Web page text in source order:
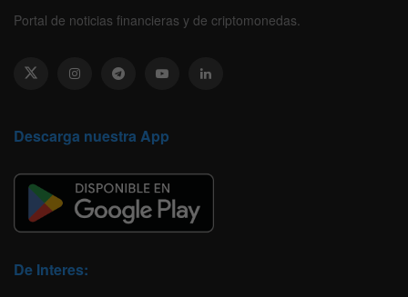
Portal de noticias financieras y de criptomonedas.
Descarga nuestra App
De Interes: